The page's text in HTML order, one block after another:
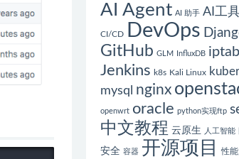
AI Agent AI 助手 AI工
CI/CD DevOps
GitHub GLM InfluxDB
Jenkins k8s Kali Linux
mysql nginx
openwrt oracle python实现ftp
中文教程 云原生 人工智能
安全 容器 开源项目 性